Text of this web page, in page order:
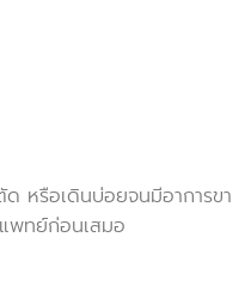
หรือเดินบ่อยจนมีอาการขา
พทย์ก่อนเสมอ